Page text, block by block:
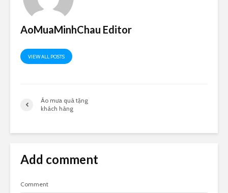
AoMuaMinhChau Editor
VIEW ALL POSTS
Áo mưa quà tặng
khách hàng
Add comment
Comment